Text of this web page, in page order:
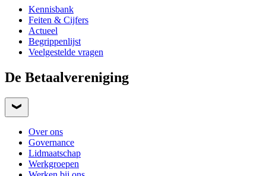
Kennisbank
Feiten & Cijfers
Actueel
Begrippenlijst
Veelgestelde vragen
De Betaalvereniging
Over ons
Governance
Lidmaatschap
Werkgroepen